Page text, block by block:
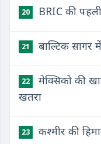
20 BRIC की
21 बाल्टिक
22
मेक्सिको की
खतरा
23 कश्मीर की